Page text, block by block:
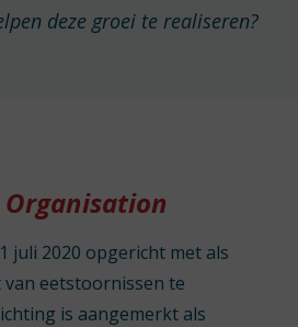
deze groei te realiseren?
juli 2020 opgericht met als
eetstoornissen te
is aangemerkt als